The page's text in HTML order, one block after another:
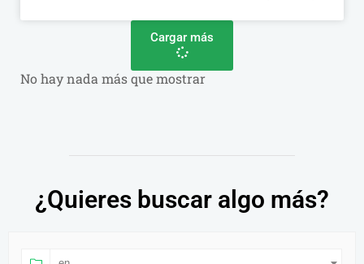
Cargar más
No hay nada más que mostrar
¿Quieres buscar algo más?